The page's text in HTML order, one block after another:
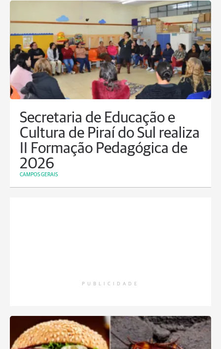
Secretaria de Educação e
Cultura de Piraí do Sul realiza
II Formação Pedagógica de
2026
CAMPOS GERAIS
PUBLICIDADE